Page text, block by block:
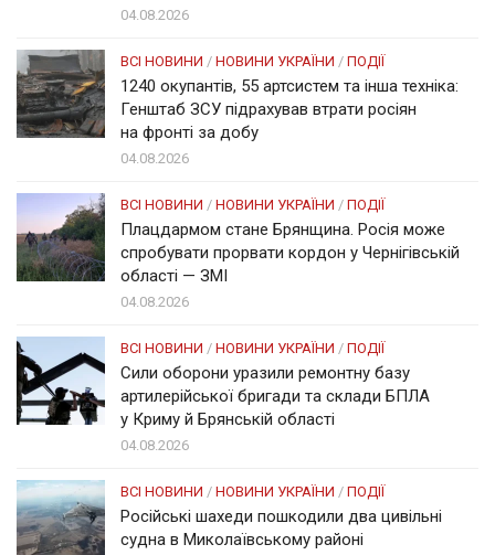
04.08.2026
ВСІ НОВИНИ / НОВИНИ УКРАЇНИ / ПОДІЇ
1240 окупантів, 55 артсистем та інша техніка:
Генштаб ЗСУ підрахував втрати росіян
на фронті за добу
04.08.2026
ВСІ НОВИНИ / НОВИНИ УКРАЇНИ / ПОДІЇ
Плацдармом стане Брянщина. Росія може
спробувати прорвати кордон у Чернігівській
області — ЗМІ
04.08.2026
ВСІ НОВИНИ / НОВИНИ УКРАЇНИ / ПОДІЇ
Сили оборони уразили ремонтну базу
артилерійської бригади та склади БПЛА
у Криму й Брянській області
04.08.2026
ВСІ НОВИНИ / НОВИНИ УКРАЇНИ / ПОДІЇ
Російські шахеди пошкодили два цивільні
судна в Миколаївському районі